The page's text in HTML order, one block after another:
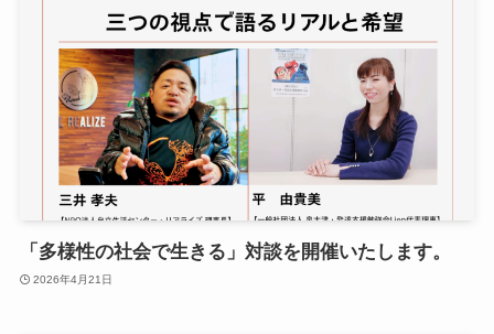
「多様性の社会で生きる」対談を開催いたします。
2026年4月21日